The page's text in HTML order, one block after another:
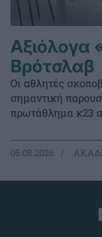
Αξιόλογα
Βρότσλαβ
Οι αθλητές
σημαντική
πρωτάθλημα κ23
05.08.2026